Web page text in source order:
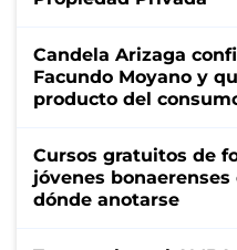
Candela Arizaga
Facundo Moyano y
producto del
Cursos gratuitos de
jóvenes bonaerenses
dónde anotarse